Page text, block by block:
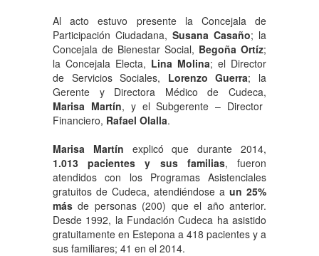
Al acto estuvo presente la Concejala de
Participación Ciudadana, Susana Casaño; la
Concejala de Bienestar Social, Begoña Ortíz;
la Concejala Electa, Lina Molina; el Director
de Servicios Sociales, Lorenzo Guerra; la
Gerente y Directora Médico de Cudeca,
Marisa Martín, y el Subgerente – Director
Financiero, Rafael Olalla.
Marisa Martín explicó que durante 2014,
1.013 pacientes y sus familias, fueron
atendidos con los Programas Asistenciales
gratuitos de Cudeca, atendiéndose a un 25%
más de personas (200) que el año anterior.
Desde 1992, la Fundación Cudeca ha asistido
gratuitamente en Estepona a 418 pacientes y a
sus familiares; 41 en el 2014.